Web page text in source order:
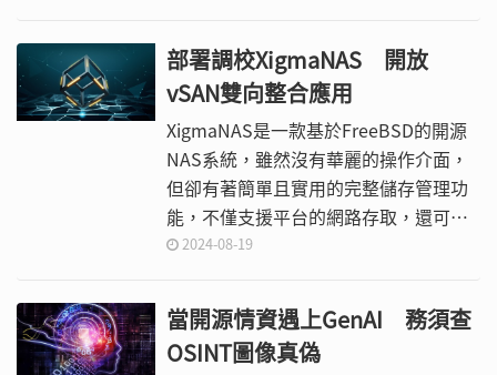
時，會加載一個預設的配置，以JSON
文件的形式從可執行文件中提取。
部署調校XigmaNAS 開放
vSAN雙向整合應用
XigmaNAS是一款基於FreeBSD的開源
NAS系統，雖然沒有華麗的操作介面，
但卻有著簡單且實用的完整儲存管理功
能，不僅支援平台的網路存取，還可選
擇安裝在USB隨身碟、SSD、HDD中來
基礎管理，以及整合VMware vSphere 8
的應用技巧。
2024-08-19
當開源情資遇上GenAI 務須查
OSINT圖像真偽